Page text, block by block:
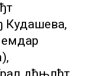
Кудашева,